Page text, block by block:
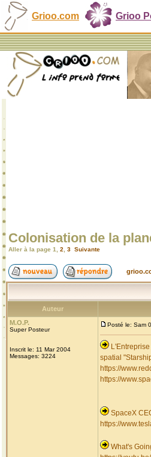
Grioo.com Grioo
Colonisation de la
Aller à la page 1 2 3 Suivante
Auteur
M.O.P.
Super Posteur
Inscrit le: 11 Mar 2004
Messages: 3224
Posté le: Sam
spatial
https://
https://
SpaceX
https://
What's